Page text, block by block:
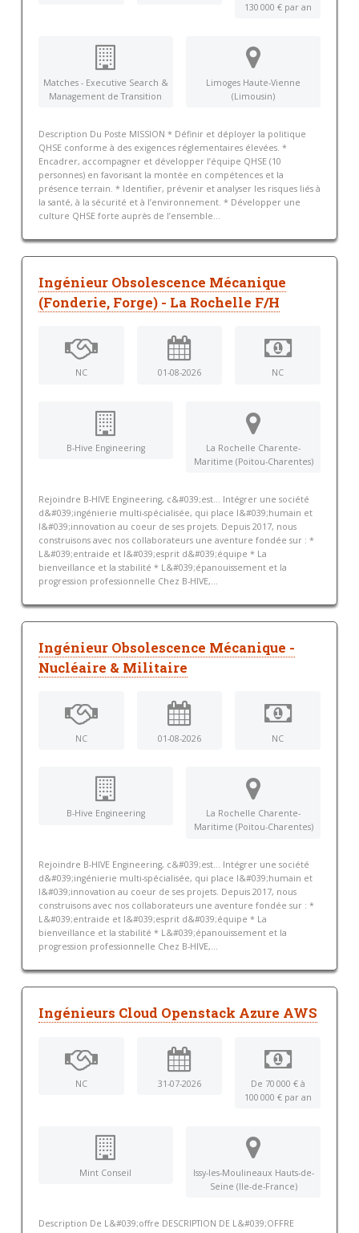
130 000 € par an
Matches - Executive Search &
Management de Transition
Limoges Haute-Vienne
(Limousin)
Description Du Poste MISSION * Définir et déployer la politique
QHSE conforme à des exigences réglementaires élevées. *
Encadrer, accompagner et développer l’équipe QHSE (10
personnes) en favorisant la montée en compétences et la
présence terrain. * Identifier, prévenir et analyser les risques liés à
la santé, à la sécurité et à l’environnement. * Développer une
culture QHSE forte auprès de l’ensemble...
Ingénieur Obsolescence Mécanique
(Fonderie, Forge) - La Rochelle F/H
NC 01-08-2026 NC
B-Hive Engineering
La Rochelle Charente-
Maritime (Poitou-Charentes)
Rejoindre B-HIVE Engineering, c&#039;est… Intégrer une société
d&#039;ingénierie multi-spécialisée, qui place l&#039;humain et
l&#039;innovation au coeur de ses projets. Depuis 2017, nous
construisons avec nos collaborateurs une aventure fondée sur : *
L&#039;entraide et l&#039;esprit d&#039;équipe * La
bienveillance et la stabilité * L&#039;épanouissement et la
progression professionnelle Chez B-HIVE,...
Ingénieur Obsolescence Mécanique -
Nucléaire & Militaire
NC 01-08-2026 NC
B-Hive Engineering
La Rochelle Charente-
Maritime (Poitou-Charentes)
Rejoindre B-HIVE Engineering, c&#039;est… Intégrer une société
d&#039;ingénierie multi-spécialisée, qui place l&#039;humain et
l&#039;innovation au coeur de ses projets. Depuis 2017, nous
construisons avec nos collaborateurs une aventure fondée sur : *
L&#039;entraide et l&#039;esprit d&#039;équipe * La
bienveillance et la stabilité * L&#039;épanouissement et la
progression professionnelle Chez B-HIVE,...
Ingénieurs Cloud Openstack Azure AWS
NC 31-07-2026
De 70 000 € à
100 000 € par an
Mint Conseil
Issy-les-Moulineaux Hauts-de-
Seine (Ile-de-France)
Description De L&#039;offre DESCRIPTION DE L&#039;OFFRE